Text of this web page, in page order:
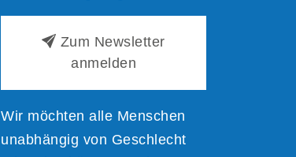
Zum Newsletter
anmelden
Wir möchten alle Menschen
unabhängig von Geschlecht